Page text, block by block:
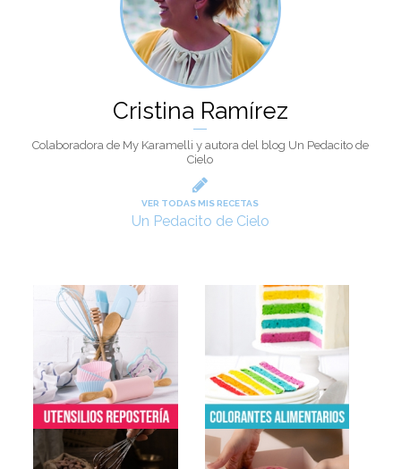
Cristina Ramírez
Colaboradora de My Karamelli y autora del blog Un Pedacito de
Cielo
VER TODAS MIS RECETAS
Un Pedacito de Cielo